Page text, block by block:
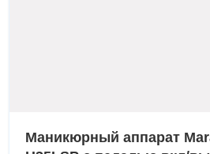
Маникюрный аппарат